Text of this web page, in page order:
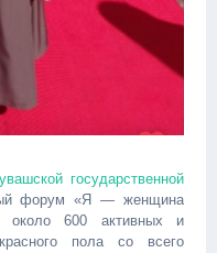
государственной
форум «Я — женщина
около 600 активных и
пола со всего